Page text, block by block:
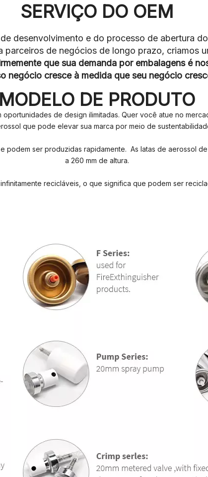
SERVIÇO DO OEM
desenvolvimento e do processo de abertura
de negócios de longo prazo, criamos
que sua demanda por embalagens é
negócio cresce à medida que seu negócio
MODELO DE PRODUTO
de design ilimitadas. Quer você atue no
que pode elevar sua marca por meio de
podem ser produzidas rapidamente. As latas de aerossol
a 260 mm de altura.
recicláveis, o que significa que podem ser